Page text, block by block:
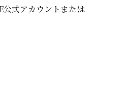
式アカウントまたは